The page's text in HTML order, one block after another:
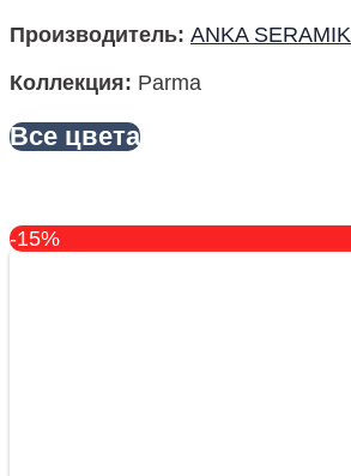
Производитель: ANKA SERAMIK
Коллекция: Parma
Все цвета
-15%